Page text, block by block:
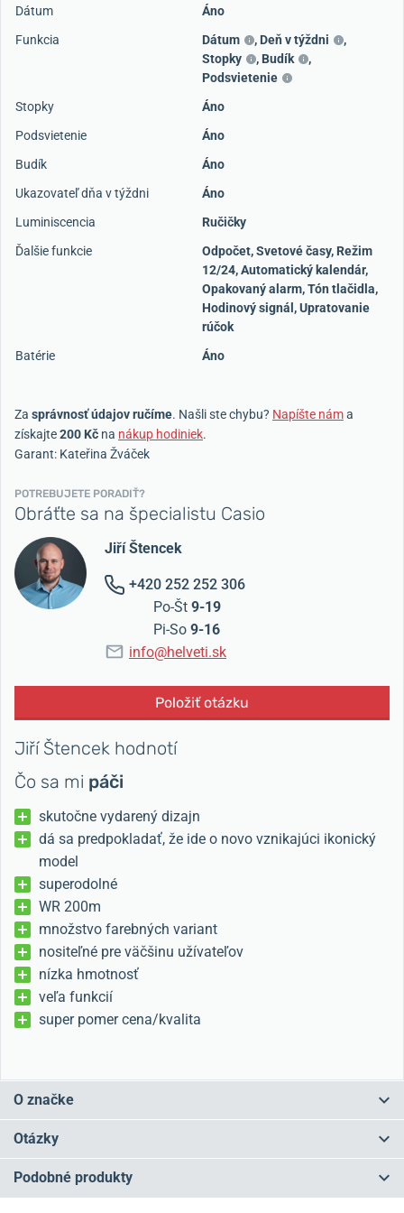
Dátum
Áno
Funkcia
Dátum , Deň v týždni
,
Stopky
, Budík
,
Podsvietenie
Stopky
Áno
Podsvietenie
Áno
Budík
Áno
Ukazovateľ dňa v týždni
Áno
Luminiscencia
Ručičky
Ďalšie funkcie
Odpočet, Svetové časy, Režim
12/24, Automatický kalendár,
Opakovaný alarm, Tón tlačidla,
Hodinový signál, Upratovanie
rúčok
Batérie
Áno
Za správnosť údajov ručíme. Našli ste chybu? Napíšte náma
získajte200 Kč na nákup hodiniek.
Garant: Kateřina Žváček
POTREBUJETE PORADIŤ?
Obráťte sa na špecialistu Casio
Jiří Štencek
+420 252 252 306
Po-Št 9-19
Pi-So 9-16
info@helveti.sk
Položiť otázku
Jiří Štencek hodnotí
Čo sa mi páči
skutočne vydarený dizajn
dá sa predpokladať, že ide o novo vznikajúci ikonický
model
superodolné
WR 200m
množstvo farebných variant
nositeľné pre väčšinu užívateľov
nízka hmotnosť
veľa funkcií
super pomer cena/kvalita
O značke
na svete
prvé na svete zobrazovali dátum. Záľuba v digitálnych hodinkách
Casio neopúšťa ani dnes, hoci veľkú časť sortimentu už tvoria aj
Otázky
Máte otázku? Zanechajte nám komentár
Podobné produkty